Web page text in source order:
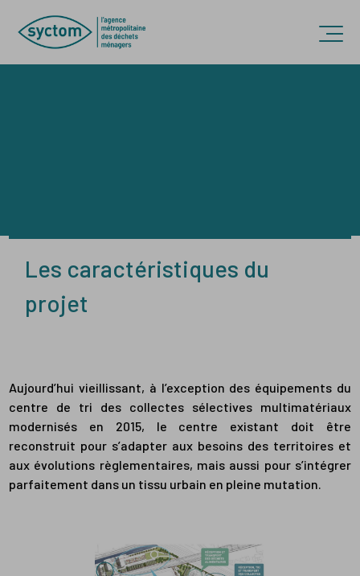
Accèder directement au contenu
Les caractéristiques du
projet
Aujourd’hui vieillissant, à l’exception des équipements du
centre de tri des collectes sélectives multimatériaux
modernisés en 2015, le centre existant doit être
reconstruit pour s’adapter aux besoins des territoires et
aux évolutions règlementaires, mais aussi pour s’intégrer
parfaitement dans un tissu urbain en pleine mutation.